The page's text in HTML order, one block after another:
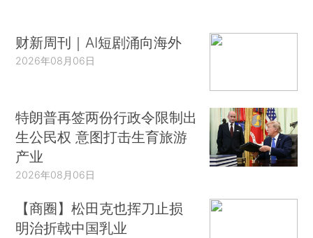
财新周刊｜AI短剧涌向海外
2026年08月06日
特朗普再签两份行政令限制出
生公民权 意图打击生育旅游
产业
2026年08月06日
【商圈】松田克也挥刀止损
明治折戟中国乳业